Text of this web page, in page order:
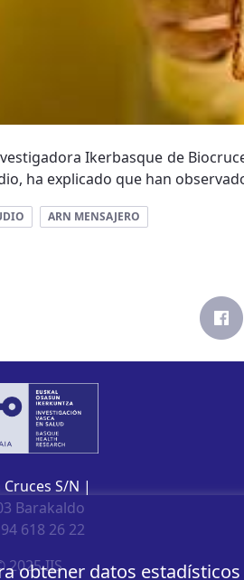
Ikerbasque de
ha explicado que han
ARN MENSAJERO
Cruces S/N |
Barakaldo
618 26 22
2025 IIS
obtener datos